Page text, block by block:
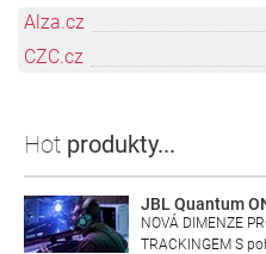
Alza.cz
CZC.cz
Hot produkty...
JBL Quantum
NOVÁ DIMENZE
TRACKINGEM S